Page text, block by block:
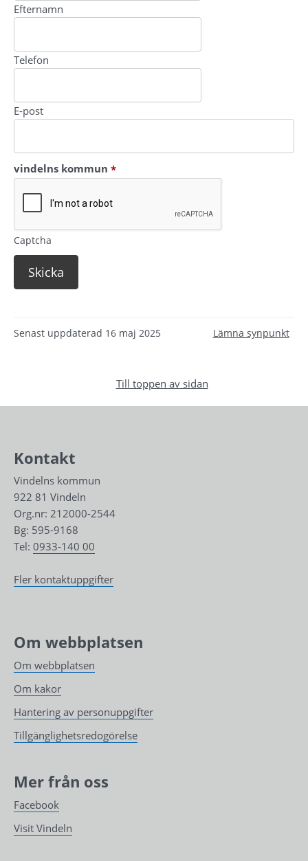
Efternamn
Telefon
E-post
vindelns kommun *(obligatorisk)
Captcha
Senast uppdaterad 16 maj 2025 Lämna synpunkt
Till toppen av sidan
Kontakt
Vindelns kommun
922 81 Vindeln
Org.nr: 212000-2544
Bg: 595-9168
Tel: 0933-140 00
Fler kontaktuppgifter
Om webbplatsen
Om webbplatsen
Om kakor
Hantering av personuppgifter
Tillgänglighetsredogörelse
Mer från oss
Facebook
Visit Vindeln